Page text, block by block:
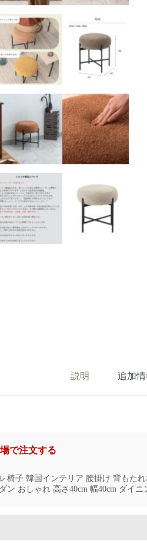
説明 追加情
で注文する
椅子 韓国インテリア 腰掛け 背もた
ン おしゃれ 高さ40cm 幅40cm ダイ